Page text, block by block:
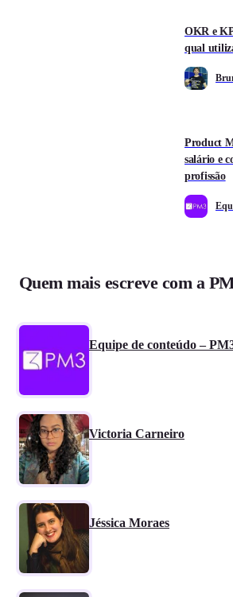
OKR e
qual
Product
salário e
profissão
Quem mais escreve com a
Equipe de conteúdo –
Victoria Carneiro
Jéssica Moraes